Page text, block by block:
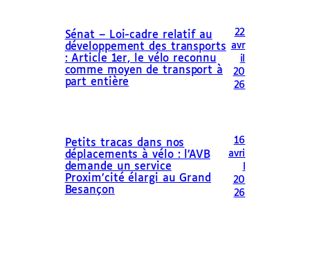
Sénat – Loi-cadre relatif au
développement des transports
: Article 1er, le vélo reconnu
comme moyen de transport à
part entière
22
avr
il
20
26
Petits tracas dans nos
déplacements à vélo : l’AVB
demande un service
Proxim’cité élargi au Grand
Besançon
16
avri
20
26